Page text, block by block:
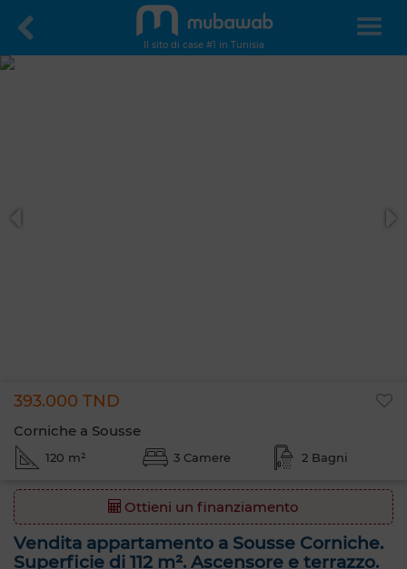
Il sito di case #1 in Tunisia
393.000 TND
Corniche a Sousse
120 m² 3 Camere 2 Bagni
Ottieni un finanziamento
Vendita appartamento a Sousse Corniche.
Superficie di 112 m². Ascensore e terrazzo.